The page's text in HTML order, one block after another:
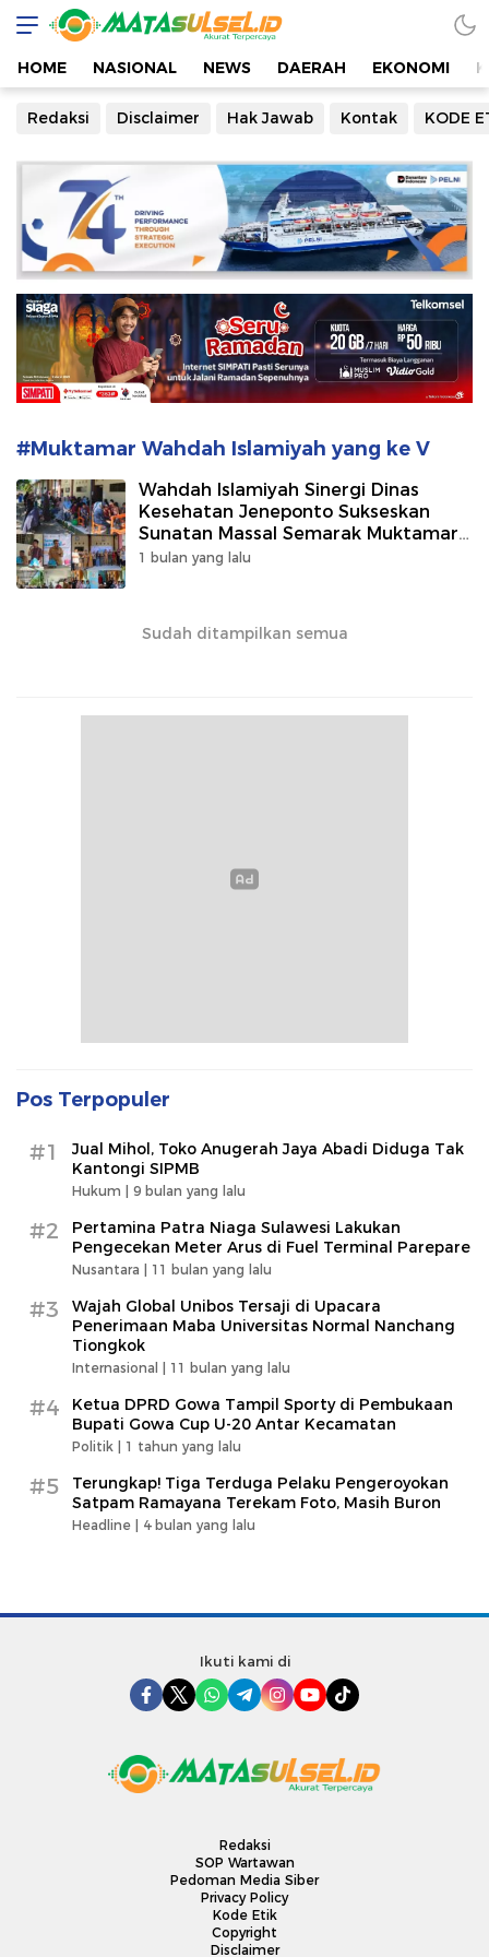
Mata Sulsel
Akurat Terpercaya
HOME NASIONAL NEWS DAERAH EKONOMI
Redaksi Disclaimer Hak Jawab Kontak KODE
#Muktamar Wahdah Islamiyah yang ke V
Wahdah Islamiyah Sinergi Dinas
Kesehatan Jeneponto Sukseskan
Sunatan Massal Semarak Muktamar
V 2026.
1 bulan yang lalu
Sudah ditampilkan semua
Pos Terpopuler
#1
Jual Mihol, Toko Anugerah Jaya Abadi Diduga Tak
Kantongi SIPMB
Hukum | 9 bulan yang lalu
#2
Pertamina Patra Niaga Sulawesi Lakukan
Pengecekan Meter Arus di Fuel Terminal Parepare
Nusantara | 11 bulan yang lalu
#3
Wajah Global Unibos Tersaji di Upacara
Penerimaan Maba Universitas Normal Nanchang
Tiongkok
Internasional | 11 bulan yang lalu
#4
Ketua DPRD Gowa Tampil Sporty di Pembukaan
Bupati Gowa Cup U-20 Antar Kecamatan
Politik | 1 tahun yang lalu
#5
Terungkap! Tiga Terduga Pelaku Pengeroyokan
Satpam Ramayana Terekam Foto, Masih Buron
Headline | 4 bulan yang lalu
Ikuti kami di
Redaksi
SOP Wartawan
Pedoman Media Siber
Privacy Policy
Kode Etik
Copyright
Disclaimer